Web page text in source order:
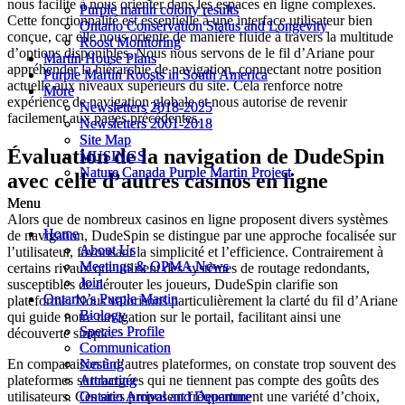
Purple martin colony results
Ontario Conservation Status and Longevity
Roost Monitoring
Martin House Plans
Purple Martin Roosts in South America
More
Newsletters 2018-2025
Newsletters 2001-2018
Site Map
MUSINGS
Nature Canada Purple Martin Project
Menu
Home
About Us
Meetings & OPMA News
Join
Ontario’s Purple Martin
Biology
Species Profile
Communication
Nesting
Attracting
Ontario Arrival and Departure
Purple martin colony results
Ontario Conservation Status and Longevity
Roost Monitoring
Martin House Plans
Purple Martin Roosts in South America
More
Newsletters 2018-2025
Newsletters 2001-2018
Site Map
MUSINGS
Nature Canada Purple Martin Project
Menu
Home
About Us
Meetings & OPMA News
Join
Ontario’s Purple Martin
Biology
Species Profile
Communication
Nesting
Attracting
Ontario Arrival and Departure
nous facilite à nous orienter dans les espaces en ligne complexes.
Cette fonctionnalité est essentielle à une interface utilisateur bien
conçue, car elle nous oriente de manière fluide à travers la multitude
d’options disponibles. Nous nous servons de le fil d’Ariane pour
appréhender la hiérarchie de navigation, connectant notre position
actuelle aux niveaux supérieurs du site. Cela renforce notre
expérience de navigation globale et nous autorise de revenir
facilement aux pages précédentes.
Évaluation de la navigation de DudeSpin
avec celle d’autres casinos en ligne
Alors que de nombreux casinos en ligne proposent divers systèmes
de navigation, DudeSpin se distingue par une approche focalisée sur
l’utilisateur, favorisant la simplicité et l’efficience. Contrairement à
certains rivaux qui utilisent des systèmes de routage redondants,
susceptibles de dérouter les joueurs, DudeSpin clarifie son
plateforme. Nous valorisons particulièrement la clarté du fil d’Ariane
qui guide notre navigation sur le portail, facilitant ainsi une
découverte simple.
En comparaison à d’autres plateformes, on constate trop souvent des
plateformes surchargées qui ne tiennent pas compte des goûts des
utilisateurs. Ces sites proposent fréquemment une variété d’choix,